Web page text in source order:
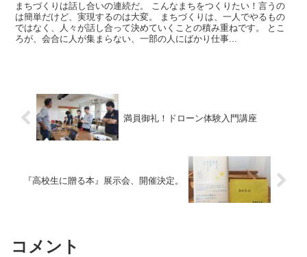
まちづくりは話し合いの連続だ。 こんなまちをつくりたい！言うの
は簡単だけど、実現するのは大変。 まちづくりは、一人でやるもの
ではなく、人々が話し合って決めていくことの積み重ねです。 とこ
ろが、会合に人が集まらない、一部の人にばかり仕事...
満員御礼！ドローン体験入門講座
『高校生に贈る本』展示会、開催決定。
コメント